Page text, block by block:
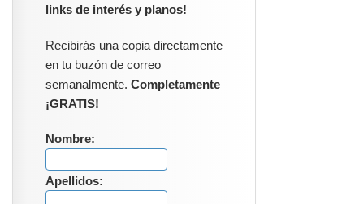
links de interés y planos!
Recibirás una copia directamente
en tu buzón de correo
semanalmente. Completamente
¡GRATIS!
Nombre:
Apellidos: